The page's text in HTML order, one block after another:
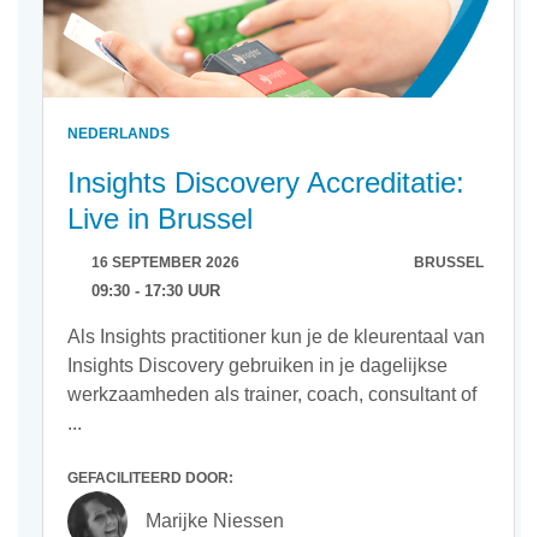
NEDERLANDS
Insights Discovery Accreditatie:
Live in Brussel
16 SEPTEMBER 2026 BRUSSEL
09:30 - 17:30 UUR
Als Insights practitioner kun je de kleurentaal van
Insights Discovery gebruiken in je dagelijkse
werkzaamheden als trainer, coach, consultant of
...
GEFACILITEERD DOOR:
Marijke Niessen